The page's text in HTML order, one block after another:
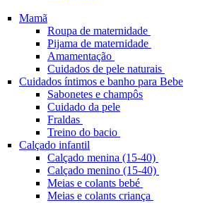
Mamã
Roupa de maternidade
Pijama de maternidade
Amamentação
Cuidados de pele naturais
Cuidados íntimos e banho para Bebe
Sabonetes e champôs
Cuidado da pele
Fraldas
Treino do bacio
Calçado infantil
Calçado menina (15-40)
Calçado menino (15-40)
Meias e colants bebé
Meias e colants criança